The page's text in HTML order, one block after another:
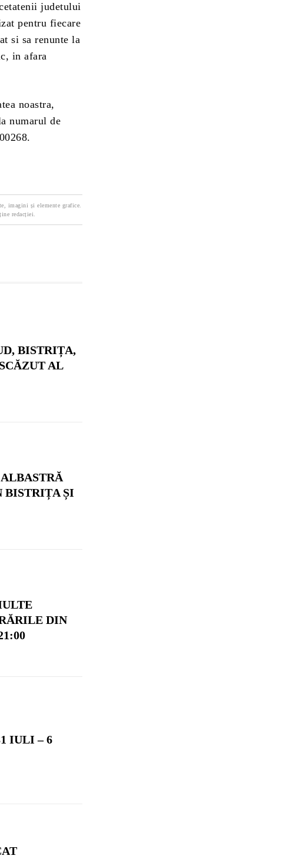
judetului
pentru fiecare
si sa renunte la
in afara
noastra,
numarul de
imagini și elemente grafice.
redacției.
BISTRIȚA,
AL
BISTRIȚA ȘI
DIN
IULI – 6